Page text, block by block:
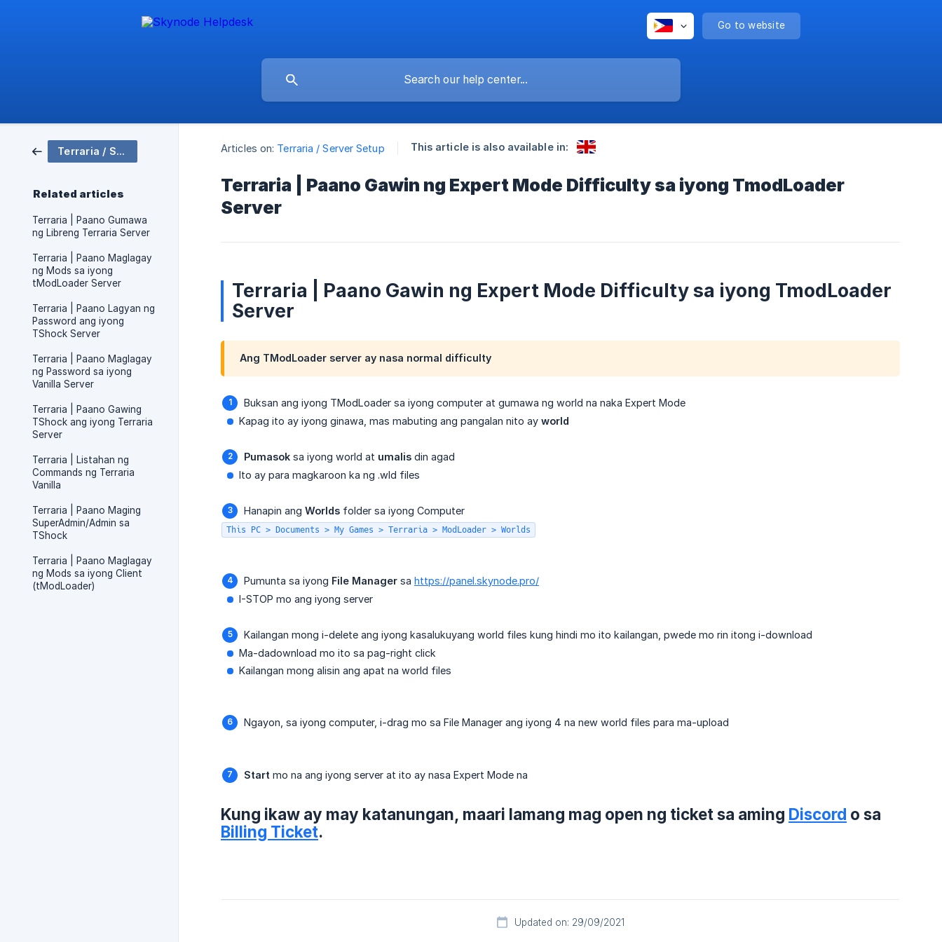
Go to website
Terraria / Server Setup
Related articles
Terraria | Paano Gumawa
ng Libreng Terraria Server
Terraria | Paano Maglagay
ng Mods sa iyong
tModLoader Server
Terraria | Paano Lagyan ng
Password ang iyong
TShock Server
Terraria | Paano Maglagay
ng Password sa iyong
Vanilla Server
Terraria | Paano Gawing
TShock ang iyong Terraria
Server
Terraria | Listahan ng
Commands ng Terraria
Vanilla
Terraria | Paano Maging
SuperAdmin/Admin sa
TShock
Terraria | Paano Maglagay
ng Mods sa iyong Client
(tModLoader)
Articles on: Terraria / Server Setup This article is also available in:
Terraria | Paano Gawin ng Expert Mode Difficulty sa iyong TmodLoader
Server
Terraria | Paano Gawin ng Expert Mode Difficulty sa iyong TmodLoader
Server
Ang TModLoader server ay nasa normal difficulty
Buksan ang iyong TModLoader sa iyong computer at gumawa ng world na naka Expert Mode
Kapag ito ay iyong ginawa, mas mabuting ang pangalan nito ay world
Pumasok sa iyong world at umalis din agad
Ito ay para magkaroon ka ng .wld files
Hanapin ang Worlds folder sa iyong Computer
This PC > Documents > My Games > Terraria > ModLoader > Worlds
Pumunta sa iyong File Manager sa https://panel.skynode.pro/
I-STOP mo ang iyong server
Kailangan mong i-delete ang iyong kasalukuyang world files kung hindi mo ito kailangan, pwede mo rin itong i-download
Ma-dadownload mo ito sa pag-right click
Kailangan mong alisin ang apat na world files
Ngayon, sa iyong computer, i-drag mo sa File Manager ang iyong 4 na new world files para ma-upload
Start mo na ang iyong server at ito ay nasa Expert Mode na
Kung ikaw ay may katanungan, maari lamang mag open ng ticket sa aming Discord o sa
Billing Ticket.
Updated on: 29/09/2021